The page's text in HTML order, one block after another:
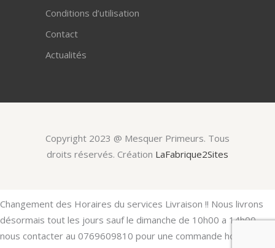
Conditions d’utilisation
Contact
Actualités
Copyright 2023 @ Mesquer Primeurs. Tous
droits réservés. Création LaFabrique2Sites
Changement des Horaires du services Livraison !! Nous livrons
désormais tout les jours sauf le dimanche de 10h00 a 14h00
nous contacter au 0769609810 pour une commande hors